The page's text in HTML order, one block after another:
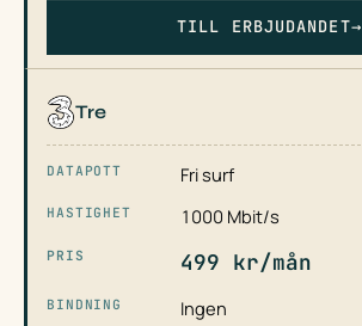
TILL ERBJUDANDET→
Tre
Fri surf
1000 Mbit/s
499 kr/mån
Ingen